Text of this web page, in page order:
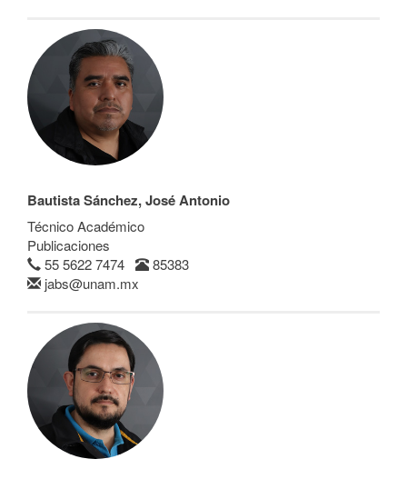
Bautista Sánchez, José Antonio
Técnico Académico
Publicaciones
55 5622 7474
85383
jabs@unam.mx